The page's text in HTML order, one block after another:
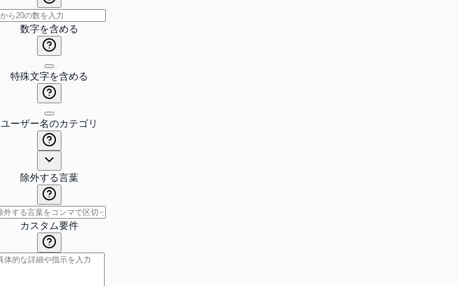
数字を含める
特殊文字を含める
ユーザー名のカテゴリ
除外する言葉
カスタム要件